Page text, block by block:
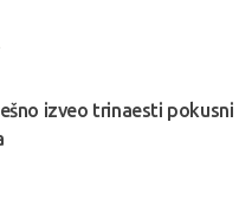
izveo trinaesti pokusni